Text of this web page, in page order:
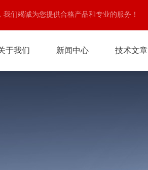
们竭诚为您提供合格产品和专业的服务！
于我们 新闻中心 技术文章